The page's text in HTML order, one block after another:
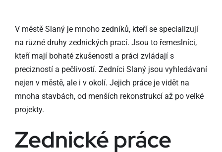
V městě Slaný je mnoho zedníků, kteří se specializují
na různé druhy zednických prací. Jsou to řemeslníci,
kteří mají bohaté zkušenosti a práci zvládají s
precizností a pečlivostí. Zedníci Slaný jsou vyhledávaní
nejen v městě, ale i v okolí. Jejich práce je vidět na
mnoha stavbách, od menších rekonstrukcí až po velké
projekty.
Zednické práce